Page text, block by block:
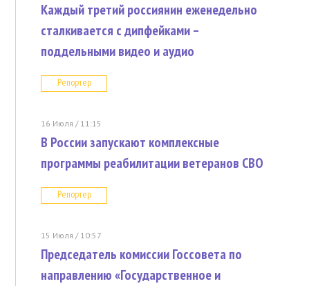
Каждый третий россиянин еженедельно
сталкивается с дипфейками –
поддельными видео и аудио
Репортер
16 Июля / 11:15
В России запускают комплексные
программы реабилитации ветеранов СВО
Репортер
15 Июля / 10:57
Председатель комиссии Госсовета по
направлению «Государственное и